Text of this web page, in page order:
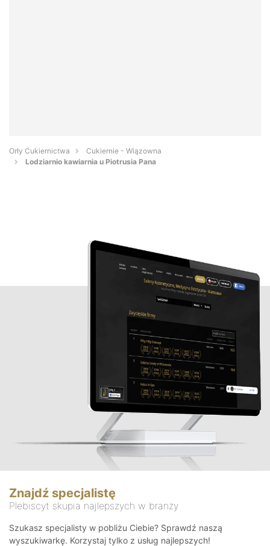
Orły Cukiernictwa
Cukiernie - Wiązowna
Lodziarnio kawiarnia u Piotrusia Pana
Znajdź specjalistę
Plebiscyt skupia najlepszych w branży
Szukasz specjalisty w pobliżu Ciebie? Sprawdź naszą
wyszukiwarkę. Korzystaj tylko z usług najlepszych!